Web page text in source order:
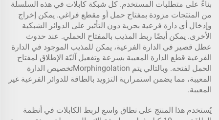
بناءً على متطلبات المستخدم. كل شبكة كابلات في هذه السلسلة
من المنتجات مزودة بمفتاح حمل أو مقطع فراغي. يمكن إخراج
وإدخال أي دارة فرعية بحرية دون التأثير على الدوائر الشبكية
الأخرى. يمكن أيضًا ربط المذيب بالمفتاح الحملي. عند حدوث
عطل قصير في الدارة الفرعية، يمكن للمذيب الموجود في الدارة
الفرعية قطع الدارة المعيبة بسرعة وتفعيل آليّة الإطلاق لمفتاح
الحمل لفتحه. وبالتالي يتم Morphingolationتخصيص الدارة
المعيبة، مما يضمن استمرارية التزويد بالطاقة للدوائر الفرعية غير
المعيبة.
يُستخدم هذا المنتج على نطاق واسع لربط الكابلات في أنظمة